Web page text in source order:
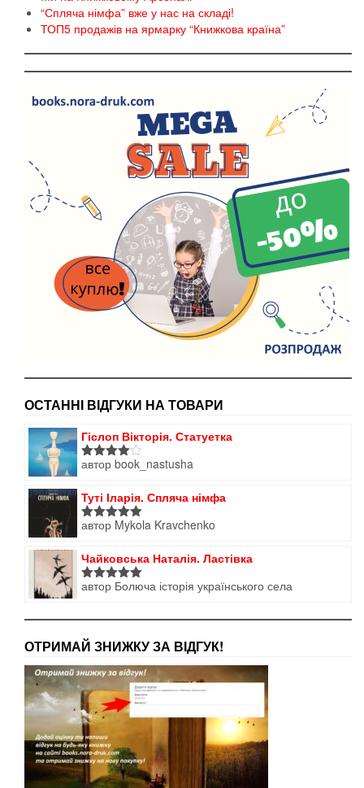
“Спляча німфа” вже у нас на складі!
ТОП5 продажів на ярмарку “Книжкова країна”
ОСТАННІ ВІДГУКИ НА ТОВАРИ
Гіслоп Вікторія. Статуетка
Оцінено
автор book_nastusha
Туті Іларія. Спляча німфа
Оцінено в
автор Mykola Kravchenko
Чайковська Наталія. Ластівка
Оцінено в
автор Болюча історія українського села
ОТРИМАЙ ЗНИЖКУ ЗА ВІДГУК!